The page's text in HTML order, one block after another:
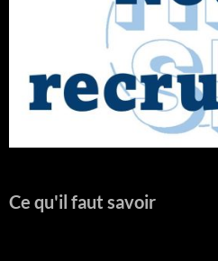
Ce qu'il faut savoir